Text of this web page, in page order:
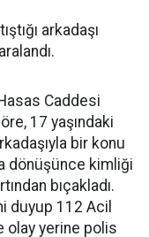
arkadaşı
Caddesi
17 yaşındaki
bir konu
dönüşünce kimliği
bıçakladı.
duyup 112 Acil
olay yerine polis